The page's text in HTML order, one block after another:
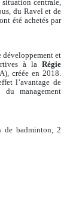
centrale,
du Ravel et de
été achetés par
et
à la Régie
créée en 2018.
l’avantage de
management
de badminton, 2